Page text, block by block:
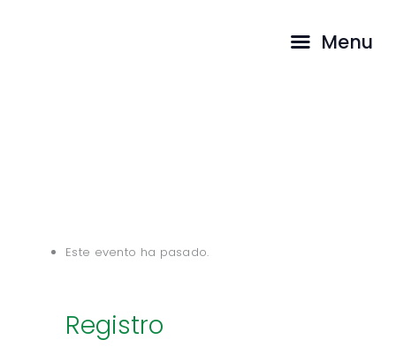
Menu
Este evento ha pasado.
Registro